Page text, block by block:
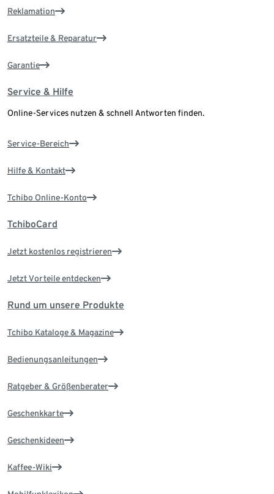
Reklamation
Ersatzteile & Reparatur
Garantie
Service & Hilfe
Online-Services nutzen & schnell Antworten finden.
Service-Bereich
Hilfe & Kontakt
Tchibo Online-Konto
TchiboCard
Jetzt kostenlos registrieren
Jetzt Vorteile entdecken
Rund um unsere Produkte
Tchibo Kataloge & Magazine
Bedienungsanleitungen
Ratgeber & Größenberater
Geschenkkarte
Geschenkideen
Kaffee-Wiki